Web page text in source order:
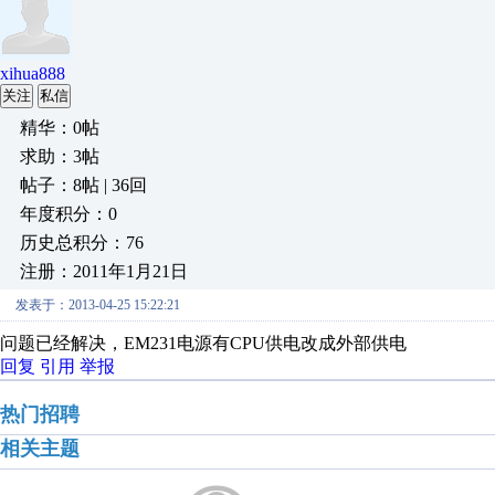
xihua888
关注 私信
精华：0帖
求助：3帖
帖子：8帖 | 36回
年度积分：0
历史总积分：76
注册：2011年1月21日
发表于：2013-04-25 15:22:21
问题已经解决，EM231电源有CPU供电改成外部供电
回复 引用 举报
热门招聘
相关主题